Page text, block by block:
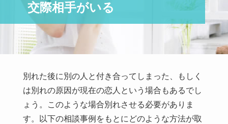
交際相手がいる
別れた後に別の人と付き合ってしまった、もしく
は別れの原因が現在の恋人という場合もあるでし
ょう。このような場合別れさせる必要がありま
す。以下の相談事例をもとにどのような方法が取